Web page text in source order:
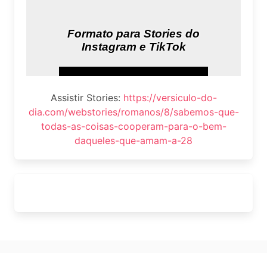
Assistir Stories: https://versiculo-do-
dia.com/webstories/romanos/8/sabemos-que-
todas-as-coisas-cooperam-para-o-bem-
daqueles-que-amam-a-28